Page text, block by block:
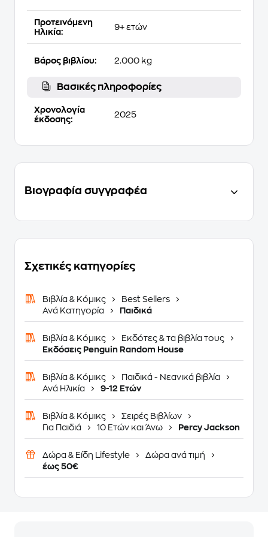
Προτεινόμενη
Ηλικία:
9+ ετών
Βάρος βιβλίου: 2.000 kg
Βασικές πληροφορίες
Χρονολογία
έκδοσης:
2025
Βιογραφία συγγραφέα
Σχετικές κατηγορίες
Βιβλία & Κόμικς
Best Sellers
Ανά Κατηγορία
Παιδικά
Βιβλία & Κόμικς
Εκδότες & τα βιβλία τους
Εκδόσεις Penguin Random House
Βιβλία & Κόμικς
Παιδικά - Νεανικά βιβλία
Ανά Ηλικία
9-12 Ετών
Βιβλία & Κόμικς
Σειρές Βιβλίων
Για Παιδιά
10 Ετών και Άνω Percy Jackson
Δώρα & Είδη Lifestyle
Δώρα ανά τιμή
έως 50€